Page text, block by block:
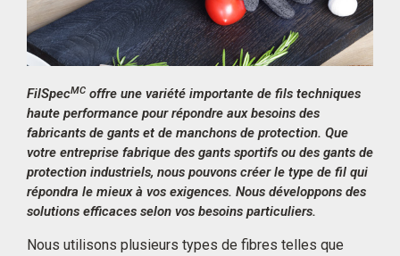
FilSpecMC offre une variété importante de fils techniques
haute performance pour répondre aux besoins des
fabricants de gants et de manchons de protection. Que
votre entreprise fabrique des gants sportifs ou des gants de
protection industriels, nous pouvons créer le type de fil qui
répondra le mieux à vos exigences. Nous développons des
solutions efficaces selon vos besoins particuliers.
Nous utilisons plusieurs types de fibres telles que